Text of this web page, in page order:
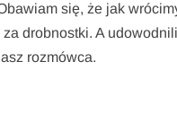
się, że jak
drobnostki. A
rozmówca.